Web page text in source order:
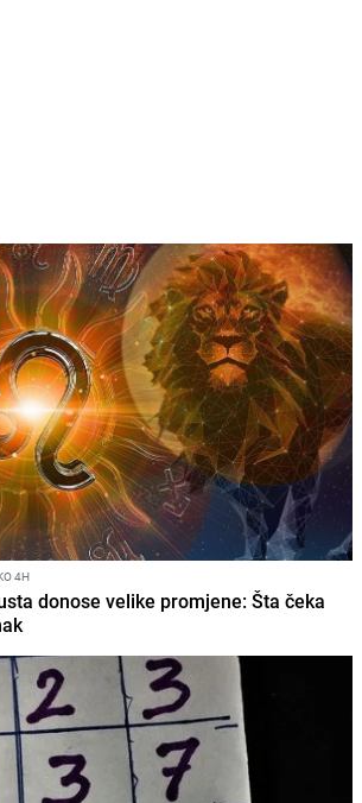
4H
donose velike promjene: Šta čeka